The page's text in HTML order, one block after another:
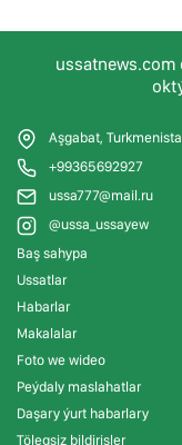
ussatnews.com
Aşgabat,
+99365692927
ussa777@mail.ru
@ussa_ussayew
Baş sahypa
Ussatlar
Habarlar
Makalalar
Foto we wideo
Peýdaly maslahatlar
Daşary ýurt habarlary
Tölegsiz bildirişler